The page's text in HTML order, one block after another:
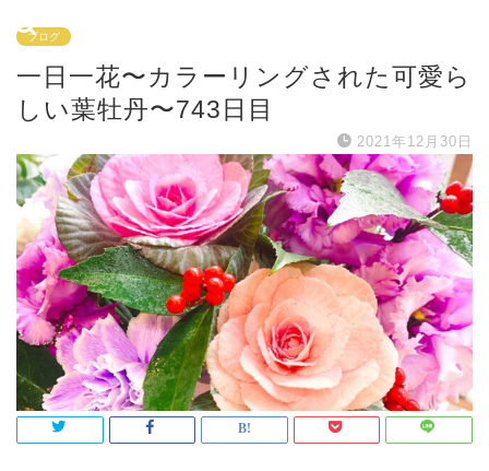
ブログ
一日一花〜カラーリングされた可愛ら
しい葉牡丹〜743日目
2021年12月30日